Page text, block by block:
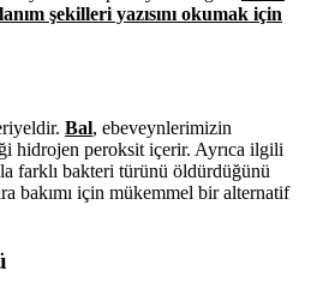
şekilleri yazısını okumak için
Bal, ebeveynlerimizin
hidrojen peroksit içerir. Ayrıca ilgili
farklı bakteri türünü öldürdüğünü
bakımı için mükemmel bir alternatif